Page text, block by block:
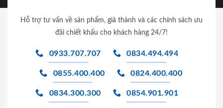
Hỗ trợ tư vấn về sản phẩm, giá thành và các chính sách ưu
đãi chiết khấu cho khách hàng 24/7!
0933.707.707 0834.494.494
0855.400.400 0824.400.400
0834.300.300 0854.901.901